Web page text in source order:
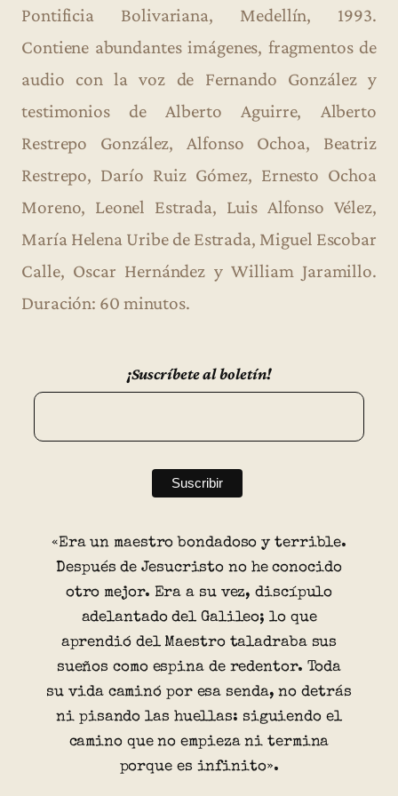
Pontificia Bolivariana, Medellín, 1993.
Contiene abundantes imágenes, fragmentos de
audio con la voz de Fernando González y
testimonios de Alberto Aguirre, Alberto
Restrepo González, Alfonso Ochoa, Beatriz
Restrepo, Darío Ruiz Gómez, Ernesto Ochoa
Moreno, Leonel Estrada, Luis Alfonso Vélez,
María Helena Uribe de Estrada, Miguel Escobar
Calle, Oscar Hernández y William Jaramillo.
Duración: 60 minutos.
¡Suscríbete al boletín!
«Era un maestro bondadoso y terrible.
Después de Jesucristo no he conocido
otro mejor. Era a su vez, discípulo
adelantado del Galileo; lo que
aprendió del Maestro taladraba sus
sueños como espina de redentor. Toda
su vida caminó por esa senda, no detrás
ni pisando las huellas: siguiendo el
camino que no empieza ni termina
porque es infinito».